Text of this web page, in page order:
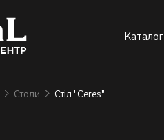
Каталог
Столи Стіл "Ceres"